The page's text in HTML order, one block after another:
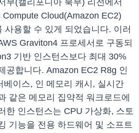
부(캘리포니아 북부) 리전에서
Cloud(Amazon EC2)
사용할 수 있게 되었습니다. 이러
Graviton4 프로세서로 구동되
기반 인스턴스보다 최대 30%
공합니다. Amazon EC2 R8g 인
베이스, 인 메모리 캐시, 실시간
같은 메모리 집약적 워크로드에
한 인스턴스는 CPU 가상화, 스토
기능을 전용 하드웨어 및 소프트